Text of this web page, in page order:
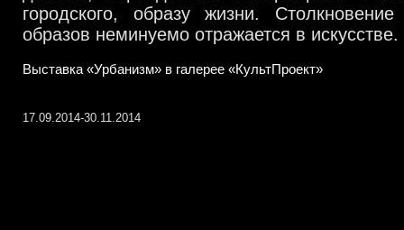
городского, образу жизни.
образов неминуемо отражается в искусстве.
Выставка «Урбанизм» в галерее «КультПроект»
17.09.2014-30.11.2014